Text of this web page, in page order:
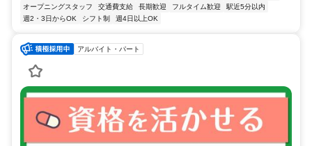
オープニングスタッフ
交通費支給 長期歓迎 フルタイム歓迎
駅近5分以内
週2・3日からOK
シフト制 週4日以上OK
アルバイト・パート